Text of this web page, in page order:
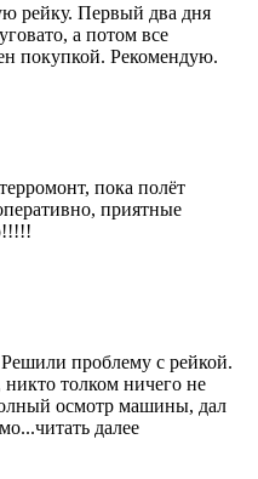
рейку. Первый два дня
а потом все
покупкой. Рекомендую.
пока полёт
приятные
проблему с рейкой.
никто толком ничего не
осмотр машины, дал
далее